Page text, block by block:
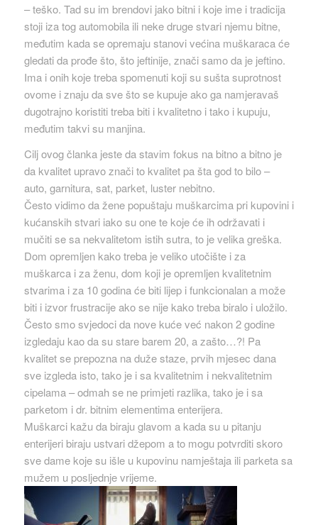
– teško. Tad su im brendovi jako bitni i koje ime i tradicija
stoji iza tog automobila ili neke druge stvari njemu bitne,
međutim kada se opremaju stanovi većina muškaraca će
gledati da prođe što, što jeftinije, znači samo da je jeftino.
Ima i onih koje treba spomenuti koji su sušta suprotnost
ovome i znaju da sve što se kupuje ako ga namjeravaš
dugotrajno koristiti treba biti i kvalitetno i tako i kupuju,
međutim takvi su manjina.
Cilj ovog članka jeste da stavim fokus na bitno a bitno je
da kvalitet upravo znači to kvalitet pa šta god to bilo –
auto, garnitura, sat, parket, luster nebitno.
Često vidimo da žene popuštaju muškarcima pri kupovini i
kućanskih stvari iako su one te koje će ih održavati i
mučiti se sa nekvalitetom istih sutra, to je velika greška.
Dom opremljen kako treba je veliko utočište i za
muškarca i za ženu, dom koji je opremljen kvalitetnim
stvarima i za 10 godina će biti lijep i funkcionalan a može
biti i izvor frustracije ako se nije kako treba biralo i uložilo.
Često smo svjedoci da nove kuće već nakon 2 godine
izgledaju kao da su stare barem 20, a zašto…?! Pa
kvalitet se prepozna na duže staze, prvih mjesec dana
sve izgleda isto, tako je i sa kvalitetnim i nekvalitetnim
cipelama – odmah se ne primjeti razlika, tako je i sa
parketom i dr. bitnim elementima enterijera.
Muškarci kažu da biraju glavom a kada su u pitanju
enterijeri biraju ustvari džepom a to mogu potvrditi skoro
sve dame koje su išle u kupovinu namještaja ili parketa sa
mužem u posljednje vrijeme.